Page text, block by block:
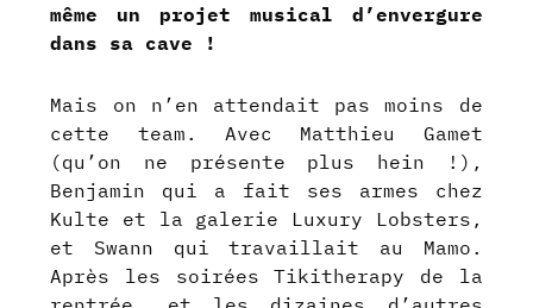
même un projet musical d’envergure
dans sa cave !
Mais on n’en attendait pas moins de
cette team. Avec Matthieu Gamet
(qu’on ne présente plus hein !),
Benjamin qui a fait ses armes chez
Kulte et la galerie Luxury Lobsters,
et Swann qui travaillait au Mamo.
Après les soirées Tikitherapy de la